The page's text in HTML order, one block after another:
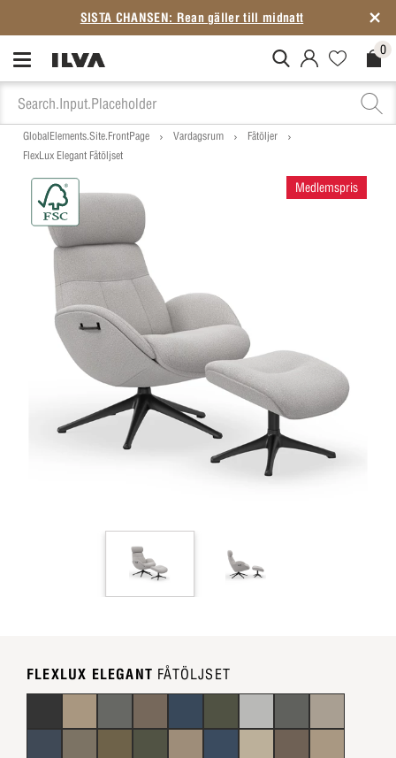
SISTA CHANSEN: Rean gäller till midnatt
MitIlva.Login 0
GlobalElements.Site.FrontPage Vardagsrum
Fåtöljer
FlexLux Elegant Fåtöljset
Medlemspris
FLEXLUX ELEGANT FÅTÖLJSET